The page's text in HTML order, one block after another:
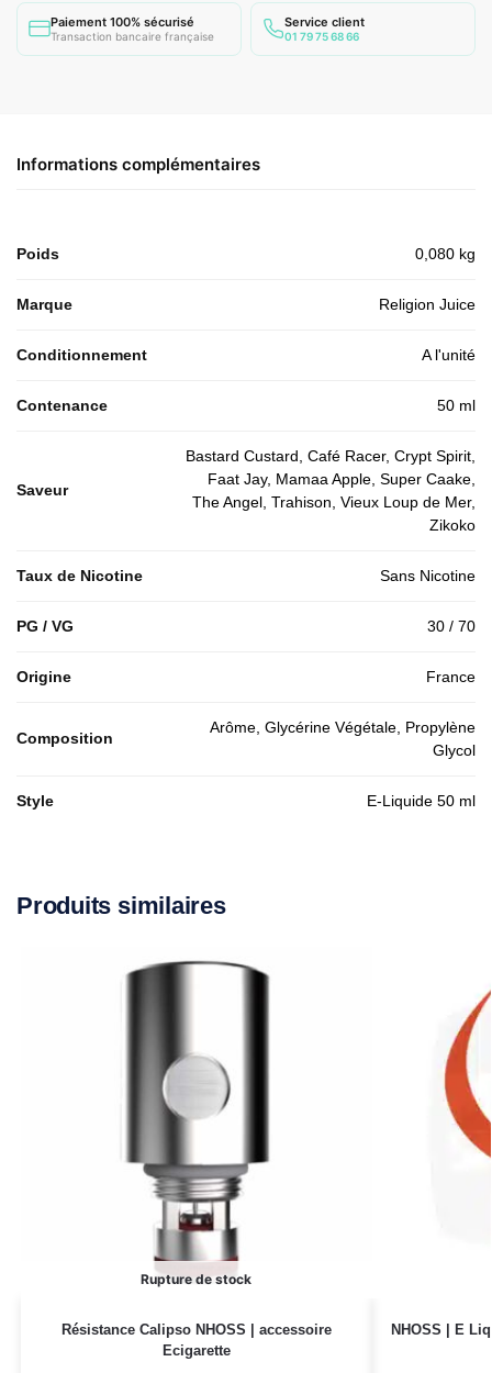
Paiement 100% sécurisé
Transaction bancaire française
Service client
01 79 75 68 66
Informations complémentaires
Poids 0,080 kg
Marque Religion Juice
Conditionnement A l'unité
Contenance 50 ml
Saveur
Bastard Custard, Café Racer, Crypt Spirit,
Faat Jay, Mamaa Apple, Super Caake,
The Angel, Trahison, Vieux Loup de Mer,
Zikoko
Taux de Nicotine Sans Nicotine
PG / VG 30 / 70
Origine France
Composition
Arôme, Glycérine Végétale, Propylène
Glycol
Style E-Liquide 50 ml
Produits similaires
Rupture de stock
Résistance Calipso NHOSS | accessoire
Ecigarette
NHOSS | E